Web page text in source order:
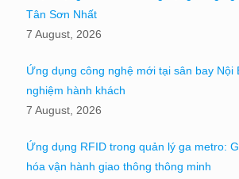
Tân Sơn Nhất
7 August, 2026
Ứng dụng công nghệ mới tại sân bay Nội
nghiệm hành khách
7 August, 2026
Ứng dụng RFID trong quản lý ga metro:
hóa vận hành giao thông thông minh